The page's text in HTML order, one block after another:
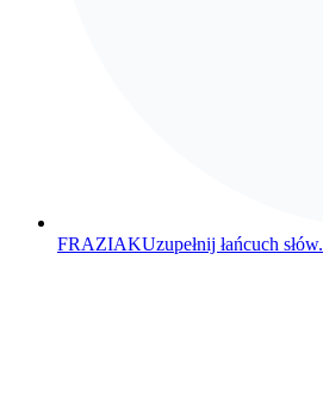
FRAZIAKUzupełnij łańcuch słów.